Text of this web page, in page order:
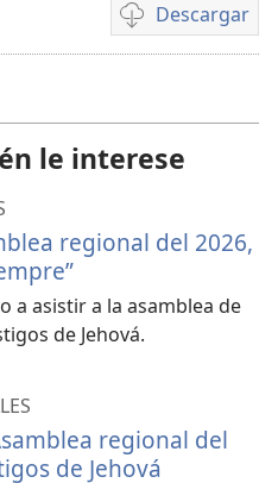
Descargar
Opciones
de
le interese
regional del 2026,
a asistir a la asamblea de
de Jehová.
regional del
de Jehová